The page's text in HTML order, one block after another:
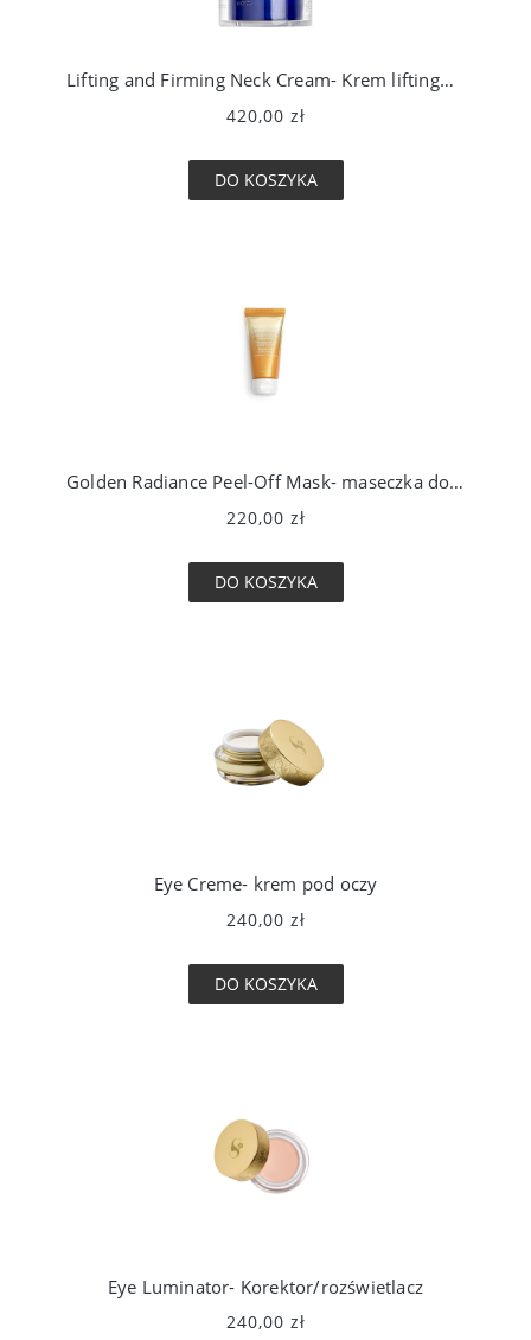
Lifting and Firming Neck Cream- Krem liftingujący szyję
420,00 zł
DO KOSZYKA
Golden Radiance Peel-Off Mask- maseczka do twarzy
220,00 zł
DO KOSZYKA
Eye Creme- krem pod oczy
240,00 zł
DO KOSZYKA
Eye Luminator- Korektor/rozświetlacz
240,00 zł